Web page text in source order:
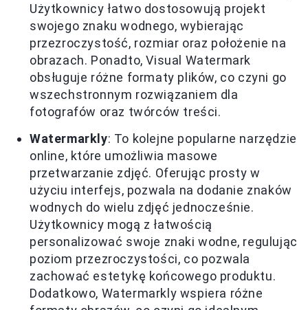
Użytkownicy łatwo dostosowują projekt
swojego znaku wodnego, wybierając
przezroczystość, rozmiar oraz położenie na
obrazach. Ponadto, Visual Watermark
obsługuje różne formaty plików, co czyni go
wszechstronnym rozwiązaniem dla
fotografów oraz twórców treści.
Watermarkly: To kolejne popularne narzędzie
online, które umożliwia masowe
przetwarzanie zdjęć. Oferując prosty w
użyciu interfejs, pozwala na dodanie znaków
wodnych do wielu zdjęć jednocześnie.
Użytkownicy mogą z łatwością
personalizować swoje znaki wodne, regulując
poziom przezroczystości, co pozwala
zachować estetykę końcowego produktu.
Dodatkowo, Watermarkly wspiera różne